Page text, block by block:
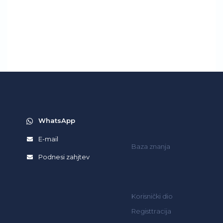
WhatsApp
E-mail
Podnesi zahjtev
Baza znanja
Korisnički dio
Registtracija